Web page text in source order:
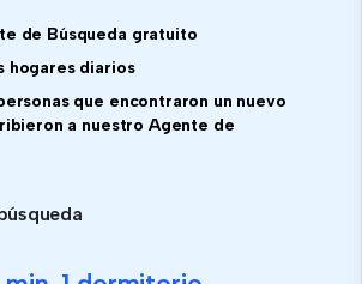
de Búsqueda gratuito
hogares diarios
que encontraron un nuevo
a nuestro Agente de